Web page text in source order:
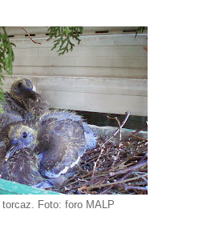
torcaz. Foto: foro MALP